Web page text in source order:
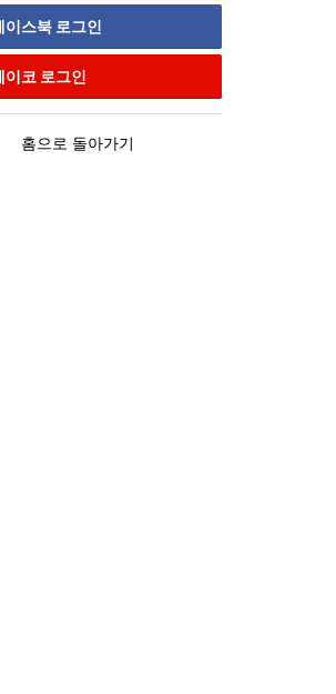
이스북 로그인
이코 로그인
홈으로 돌아가기